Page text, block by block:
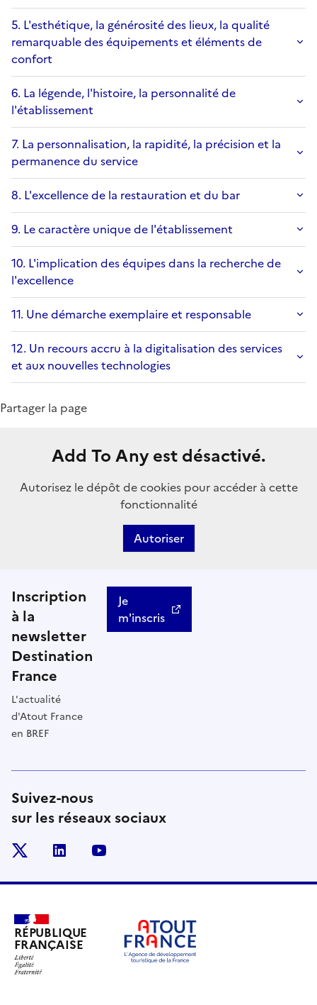
5. L'esthétique, la générosité des lieux, la qualité
remarquable des équipements et éléments de
confort
6. La légende, l'histoire, la personnalité de
l'établissement
7. La personnalisation, la rapidité, la précision et la
permanence du service
8. L'excellence de la restauration et du bar
9. Le caractère unique de l'établissement
10. L'implication des équipes dans la recherche de
l'excellence
11. Une démarche exemplaire et responsable
12. Un recours accru à la digitalisation des services
et aux nouvelles technologies
Partager la page
Add To Any est désactivé.
Autorisez le dépôt de cookies pour accéder à cette
fonctionnalité
Autoriser
Inscription
à la
newsletter
Destination
France
L'actualité
d'Atout France
en BREF
Je
m'inscris
Suivez-nous
sur les réseaux sociaux
linkedin
RÉPUBLIQUE
FRANÇAISE